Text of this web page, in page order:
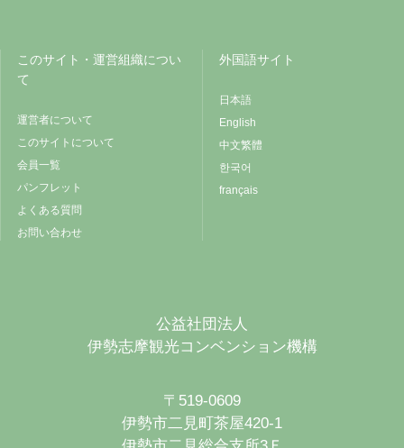
このサイト・運営組織につい
て
運営者について
このサイトについて
会員一覧
パンフレット
よくある質問
お問い合わせ
外国語サイト
日本語
English
中文繁體
한국어
français
公益社団法人
伊勢志摩観光コンベンション機構
〒519-0609
伊勢市二見町茶屋420-1